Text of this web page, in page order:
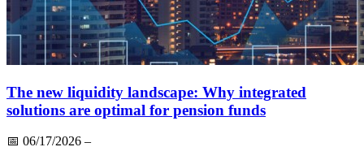
The new liquidity landscape: Why integrated
solutions are optimal for pension funds
📅 06/17/2026 –